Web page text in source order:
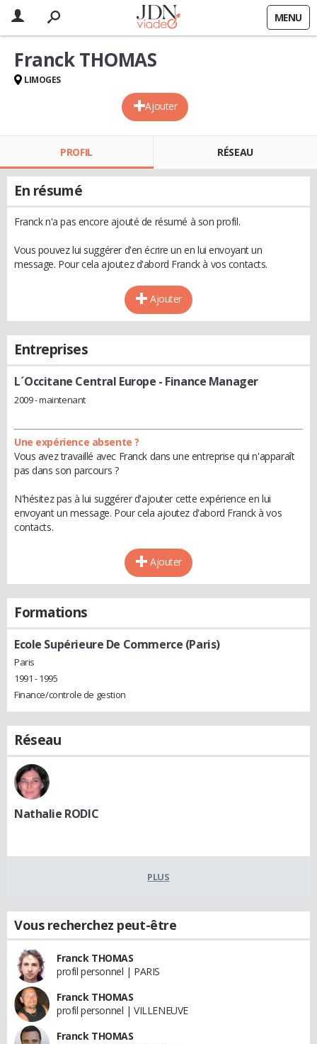
MENU
Ajouter
Franck THOMAS
LIMOGES
PROFIL RÉSEAU
En résumé
Franck n'a pas encore ajouté de résumé à son profil.
Vous pouvez lui suggérer d'en écrire un en lui envoyant un
message. Pour cela ajoutez d'abord Franck à vos contacts.
Ajouter
Entreprises
L´Occitane Central Europe - Finance Manager
2009 - maintenant
Une expérience absente ?
Vous avez travaillé avec Franck dans une entreprise qui n'apparaît
pas dans son parcours ?
N'hésitez pas à lui suggérer d'ajouter cette expérience en lui
envoyant un message. Pour cela ajoutez d'abord Franck à vos
contacts.
Ajouter
Formations
Ecole Supérieure De Commerce (Paris)
Paris
1991 - 1995
Finance/controle de gestion
Réseau
Nathalie RODIC
PLUS
Vous recherchez peut-être
Franck THOMAS
profil personnel | PARIS
Franck THOMAS
profil personnel | VILLENEUVE
Franck THOMAS